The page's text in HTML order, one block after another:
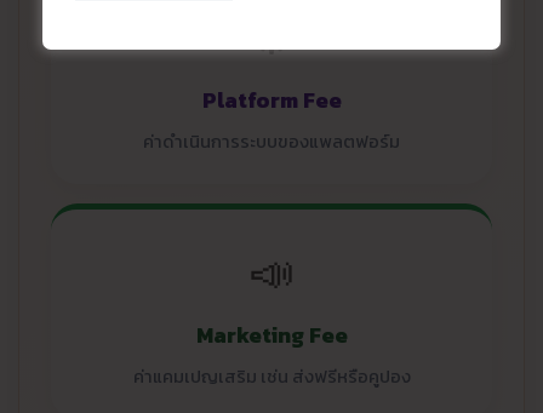
⚙️
Platform Fee
ค่าดำเนินการระบบของแพลตฟอร์ม
📣
Marketing Fee
ค่าแคมเปญเสริม เช่น ส่งฟรีหรือคูปอง